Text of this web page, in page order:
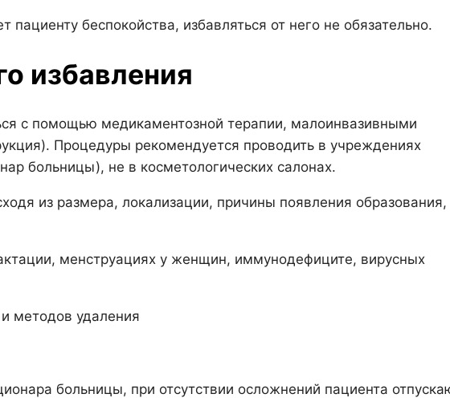
пациенту беспокойства, избавляться от него не обязательно.
избавления
с помощью медикаментозной терапии, малоинвазивными
Процедуры рекомендуется проводить в учреждениях
больницы), не в косметологических салонах.
из размера, локализации, причины появления образования,
менструациях у женщин, иммунодефиците, вирусных
больницы, при отсутствии осложнений пациента